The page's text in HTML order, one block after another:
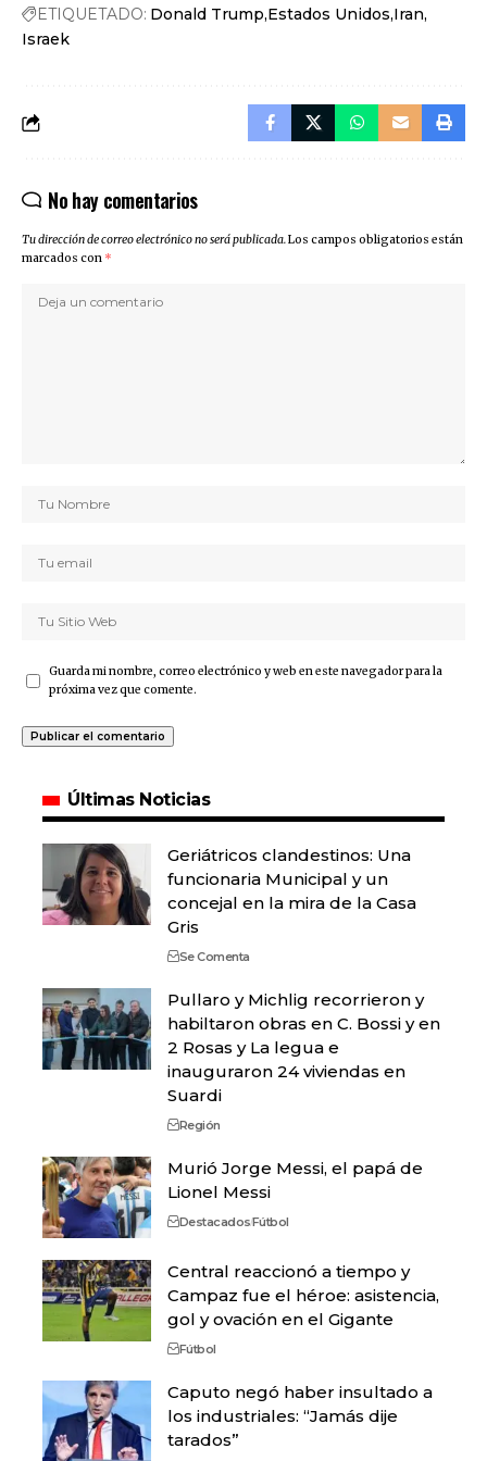
ETIQUETADO: Donald Trump Estados Unidos Iran
Israek
No hay comentarios
Tu dirección de correo electrónico no será publicada.Los campos obligatorios están
marcados con *
Guarda mi nombre, correo electrónico y web en este navegador para la
próxima vez que comente.
Últimas Noticias
Geriátricos clandestinos: Una
funcionaria Municipal y un
concejal en la mira de la Casa
Gris
Se Comenta
Pullaro y Michlig recorrieron y
habiltaron obras en C. Bossi y en
2 Rosas y La legua e
inauguraron 24 viviendas en
Suardi
Región
Murió Jorge Messi, el papá de
Lionel Messi
DestacadosFútbol
Central reaccionó a tiempo y
Campaz fue el héroe: asistencia,
gol y ovación en el Gigante
Fútbol
Caputo negó haber insultado a
los industriales: “Jamás dije
tarados”